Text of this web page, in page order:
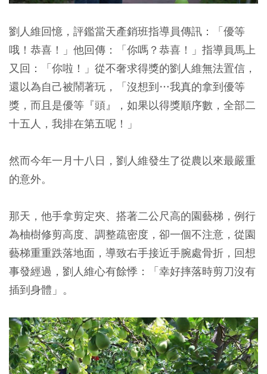
劉人維回憶，評鑑當天產銷班指導員傳訊：「優等
哦！恭喜！」他回傳：「你嗎？恭喜！」指導員馬上
又回：「你啦！」從不奢求得獎的劉人維無法置信，
還以為自己被鬧著玩，「沒想到…我真的拿到優等
獎，而且是優等『頭』，如果以得獎順序數，全部二
十五人，我排在第五呢！」
然而今年一月十八日，劉人維發生了從農以來最嚴重
的意外。
那天，他手拿剪定夾、搭著二公尺高的園藝梯，例行
為柚樹修剪高度、調整疏密度，卻一個不注意，從園
藝梯重重跌落地面，導致右手接近手腕處骨折，回想
事發經過，劉人維心有餘悸：「幸好摔落時剪刀沒有
插到身體」。